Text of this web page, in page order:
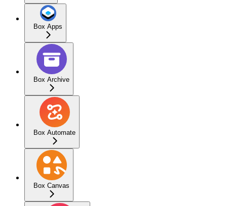
Box Apps
Box Archive
Box Automate
Box Canvas